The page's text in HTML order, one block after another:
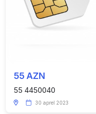
55 AZN
55 4450040
30 aprel 2023